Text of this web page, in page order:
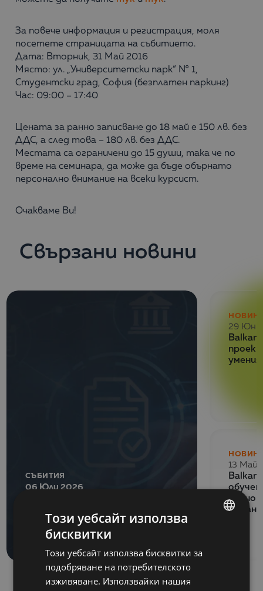
За повече информация и регистрация, моля
посетете страницата на събитието.
Дата: Вторник, 31 Май 2016
Място: ул. „Университетски парк“ № 1,
Студентски град, София (безплатен паркинг)
Час: 09:00 – 17:40
Цената за ранно записване до 18 май е 150 лв. без
ДДС, а след това – 180 лв. без ДДС.
Местата са ограничени до 15 души, така че по
време на семинара, да може да бъде обърнато
персонално внимание на всеки курсист.
Очакваме Ви!
Свързани новини
СЪБИТИЯ
06 Юли 2026
T файл за подаване
към НАП?
29 Юни
Balkan
13 Май
Balkan
ENGLISH
Този уебсайт използва
бисквитки
Този уебсайт използва бисквитки за
подобряване на потребителското
изживяване. Използвайки нашия